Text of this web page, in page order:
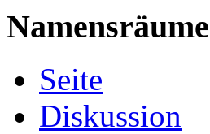
Namensräume
Seite
Diskussion